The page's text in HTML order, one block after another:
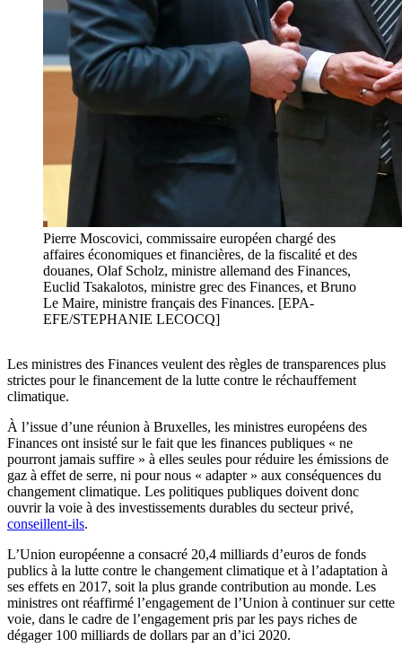
Pierre Moscovici, commissaire européen chargé des
affaires économiques et financières, de la fiscalité et des
douanes, Olaf Scholz, ministre allemand des Finances,
Euclid Tsakalotos, ministre grec des Finances, et Bruno
Le Maire, ministre français des Finances. [EPA-
EFE/STEPHANIE LECOCQ]
Les ministres des Finances veulent des règles de transparences plus
strictes pour le financement de la lutte contre le réchauffement
climatique.
À l’issue d’une réunion à Bruxelles, les ministres européens des
Finances ont insisté sur le fait que les finances publiques « ne
pourront jamais suffire » à elles seules pour réduire les émissions de
gaz à effet de serre, ni pour nous « adapter » aux conséquences du
changement climatique. Les politiques publiques doivent donc
ouvrir la voie à des investissements durables du secteur privé,
conseillent-ils.
L’Union européenne a consacré 20,4 milliards d’euros de fonds
publics à la lutte contre le changement climatique et à l’adaptation à
ses effets en 2017, soit la plus grande contribution au monde. Les
ministres ont réaffirmé l’engagement de l’Union à continuer sur cette
voie, dans le cadre de l’engagement pris par les pays riches de
dégager 100 milliards de dollars par an d’ici 2020.